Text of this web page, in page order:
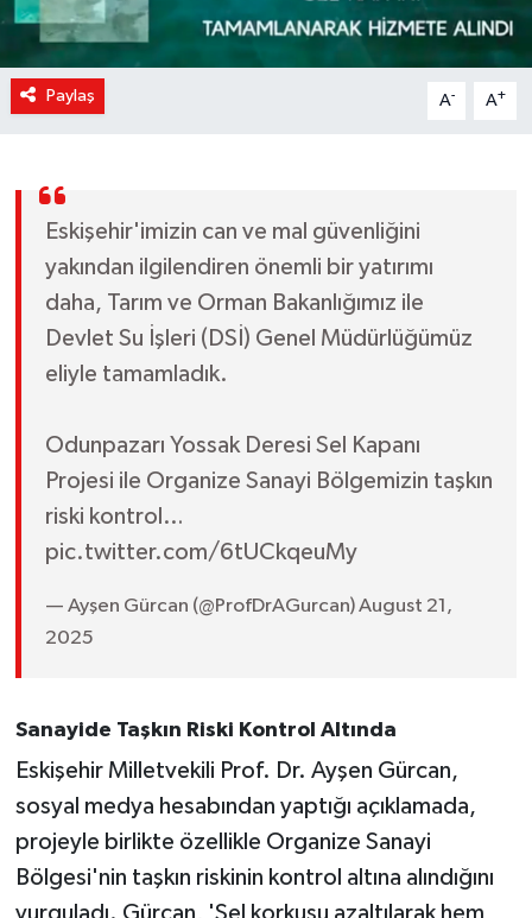
Paylaş A- A+
Eskişehir'imizin can ve mal güvenliğini
yakından ilgilendiren önemli bir yatırımı
daha, Tarım ve Orman Bakanlığımız ile
Devlet Su İşleri (DSİ) Genel Müdürlüğümüz
eliyle tamamladık.
Odunpazarı Yossak Deresi Sel Kapanı
Projesi ile Organize Sanayi Bölgemizin taşkın
riski kontrol…
pic.twitter.com/6tUCkqeuMy
— Ayşen Gürcan (@ProfDrAGurcan) August 21,
2025
Sanayide Taşkın Riski Kontrol Altında
Eskişehir Milletvekili Prof. Dr. Ayşen Gürcan,
sosyal medya hesabından yaptığı açıklamada,
projeyle birlikte özellikle Organize Sanayi
Bölgesi'nin taşkın riskinin kontrol altına alındığını